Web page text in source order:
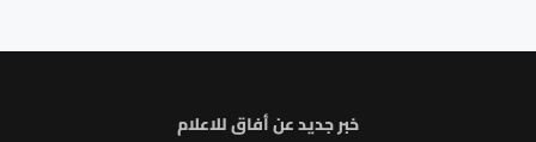
خبر جديد عن أفاق للاعلام